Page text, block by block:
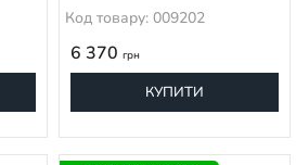
Код товару: 009202
6 370 грн
КУПИТИ